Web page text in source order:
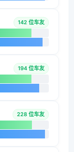
142 位车友
194 位车友
228 位车友